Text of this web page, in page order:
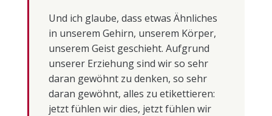
Und ich glaube, dass etwas Ähnliches
in unserem Gehirn, unserem Körper,
unserem Geist geschieht. Aufgrund
unserer Erziehung sind wir so sehr
daran gewöhnt zu denken, so sehr
daran gewöhnt, alles zu etikettieren:
jetzt fühlen wir dies, jetzt fühlen wir